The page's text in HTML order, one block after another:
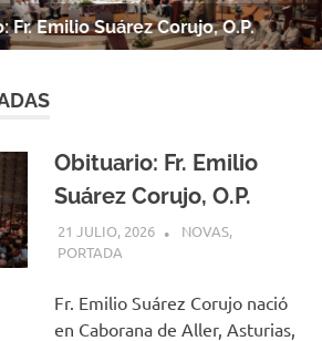
Suárez Corujo, O.P.
Obituario: Fr. Emilio
Suárez Corujo, O.P.
21 JULIO, 2026 COMUNIDADE
NOVAS,
PORTADA
Fr. Emilio Suárez Corujo nació
en Caborana de Aller, Asturias,